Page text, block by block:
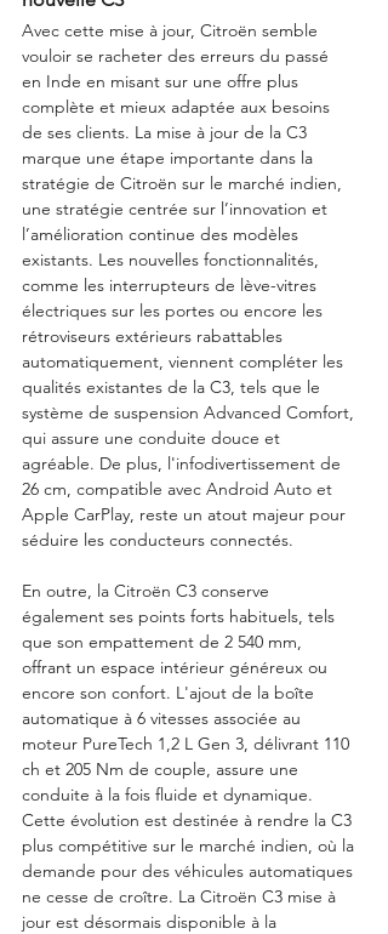
Avec cette mise à jour, Citroën semble
vouloir se racheter des erreurs du passé
en Inde en misant sur une offre plus
complète et mieux adaptée aux besoins
de ses clients. La mise à jour de la C3
marque une étape importante dans la
stratégie de Citroën sur le marché indien,
une stratégie centrée sur l’innovation et
l’amélioration continue des modèles
existants. Les nouvelles fonctionnalités,
comme les interrupteurs de lève-vitres
électriques sur les portes ou encore les
rétroviseurs extérieurs rabattables
automatiquement, viennent compléter les
qualités existantes de la C3, tels que le
système de suspension Advanced Comfort,
qui assure une conduite douce et
agréable. De plus, l'infodivertissement de
26 cm, compatible avec Android Auto et
Apple CarPlay, reste un atout majeur pour
séduire les conducteurs connectés.
En outre, la Citroën C3 conserve
également ses points forts habituels, tels
que son empattement de 2 540 mm,
offrant un espace intérieur généreux ou
encore son confort. L'ajout de la boîte
automatique à 6 vitesses associée au
moteur PureTech 1,2 L Gen 3, délivrant 110
ch et 205 Nm de couple, assure une
conduite à la fois fluide et dynamique.
Cette évolution est destinée à rendre la C3
plus compétitive sur le marché indien, où la
demande pour des véhicules automatiques
ne cesse de croître. La Citroën C3 mise à
jour est désormais disponible à la